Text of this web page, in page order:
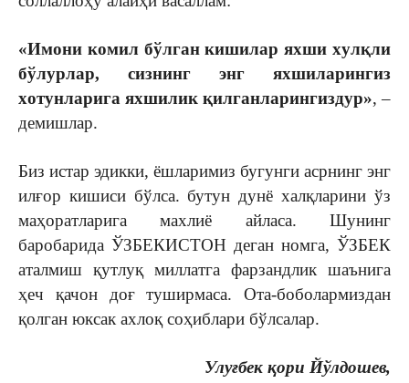
«Имони комил бўлган кишилар яxши xулқли
бўлурлар, сизнинг энг яxшиларингиз
xотунларига яxшилик қилганларингиздур», –
демишлар.
Биз истар эдикки, ёшларимиз бугунги асрнинг энг
илғор кишиси бўлса. бутун дунё халқларини ўз
маҳоратларига махлиё айласа. Шунинг
баробарида ЎЗБЕКИСТОН деган номга, ЎЗБЕК
аталмиш қутлуқ миллатга фарзандлик шаънига
ҳеч қачон доғ туширмаса. Ота-боболармиздан
қолган юксак ахлоқ соҳиблари бўлсалар.
Улуғбек қори Йўлдошев,